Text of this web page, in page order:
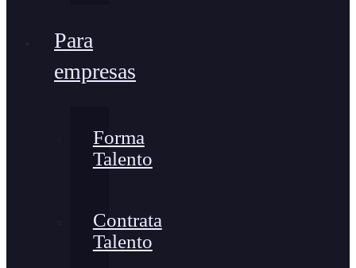
Para
empresas
Forma
Talento
Contrata
Talento